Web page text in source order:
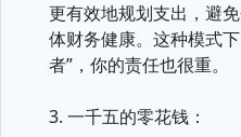
更有效地规划支出，避
体财务健康。这种模式
者”，你的责任也很重。
3. 一千五的零花钱：